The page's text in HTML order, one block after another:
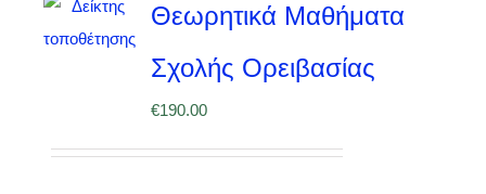
Θεωρητικά Μαθήματα
Σχολής Ορειβασίας
€190.00